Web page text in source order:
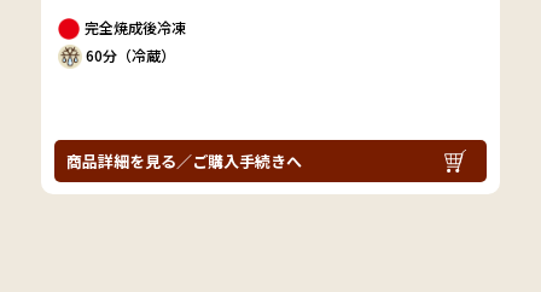
完全焼成後冷凍
60分（冷蔵）
商品詳細を見る／ご購入手続きへ